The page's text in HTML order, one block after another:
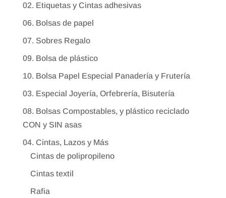
02. Etiquetas y Cintas adhesivas
06. Bolsas de papel
07. Sobres Regalo
09. Bolsa de plástico
10. Bolsa Papel Especial Panadería y Frutería
03. Especial Joyería, Orfebrería, Bisutería
08. Bolsas Compostables, y plástico reciclado
CON y SIN asas
04. Cintas, Lazos y Más
Cintas de polipropileno
Cintas textil
Rafia